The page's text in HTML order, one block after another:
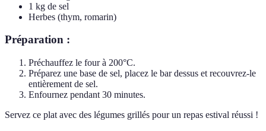
1 kg de sel
Herbes (thym, romarin)
Préparation :
Préchauffez le four à 200°C.
Préparez une base de sel, placez le bar dessus et recouvrez-le
entièrement de sel.
Enfournez pendant 30 minutes.
Servez ce plat avec des légumes grillés pour un repas estival réussi !